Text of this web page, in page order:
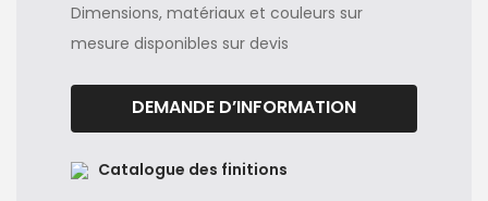
Dimensions, matériaux et couleurs sur
mesure disponibles sur devis
DEMANDE D’INFORMATION
Catalogue des finitions